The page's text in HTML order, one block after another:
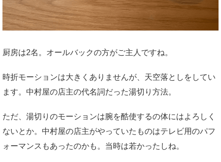
厨房は2名。オールバックの方がご主人ですね。
時折モーションは大きくありませんが、天空落としをしてい
ます。中村屋の店主の代名詞だった湯切り方法。
ただ、湯切りのモーションは腕を酷使するの体にはよろしく
ないとか。中村屋の店主がやっていたものはテレビ用のパフ
ォーマンスもあったのかも。当時は若かったしね。